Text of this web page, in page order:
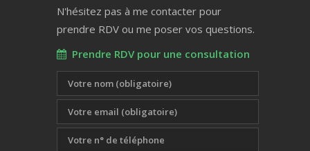
N'hésitez pas à me contacter pour
prendre RDV ou me poser vos questions.
Prendre RDV pour une consultation